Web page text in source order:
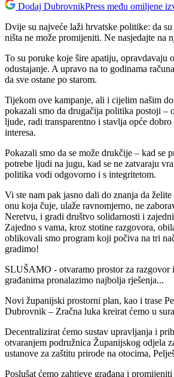
Dodaj DubrovnikPress među omiljene
Dvije su najveće laži hrvatske politike: da
ništa ne može promijeniti. Ne nasjedajte na
To su poruke koje šire apatiju, opravdavaju
odustajanje. A upravo na to godinama
da sve ostane po starom.
Tijekom ove kampanje, ali i cijelim našim
pokazali smo da drugačija politika postoji –
ljude, radi transparentno i stavlja opće
interesa.
Pokazali smo da se može drukčije – kad se
potrebe ljudi na jugu, kad se ne zatvaraju
politika vodi odgovorno i s integritetom.
Vi ste nam pak jasno dali do znanja da
onu koja čuje, ulaže ravnomjerno, ne
Neretvu, i gradi društvo solidarnosti i
Zajedno s vama, kroz stotine razgovora,
oblikovali smo program koji počiva na tri
gradimo!
SLUŠAMO - otvaramo prostor za razgovor
građanima pronalazimo najbolja rješenja...
Novi županijski prostorni plan, kao i trase
Dubrovnik – Zračna luka kreirat ćemo u
Decentralizirat ćemo sustav upravljanja i
otvaranjem podružnica Županijskog odjela
ustanove za zaštitu prirode na otocima,
Poslušat ćemo zahtjeve građana i